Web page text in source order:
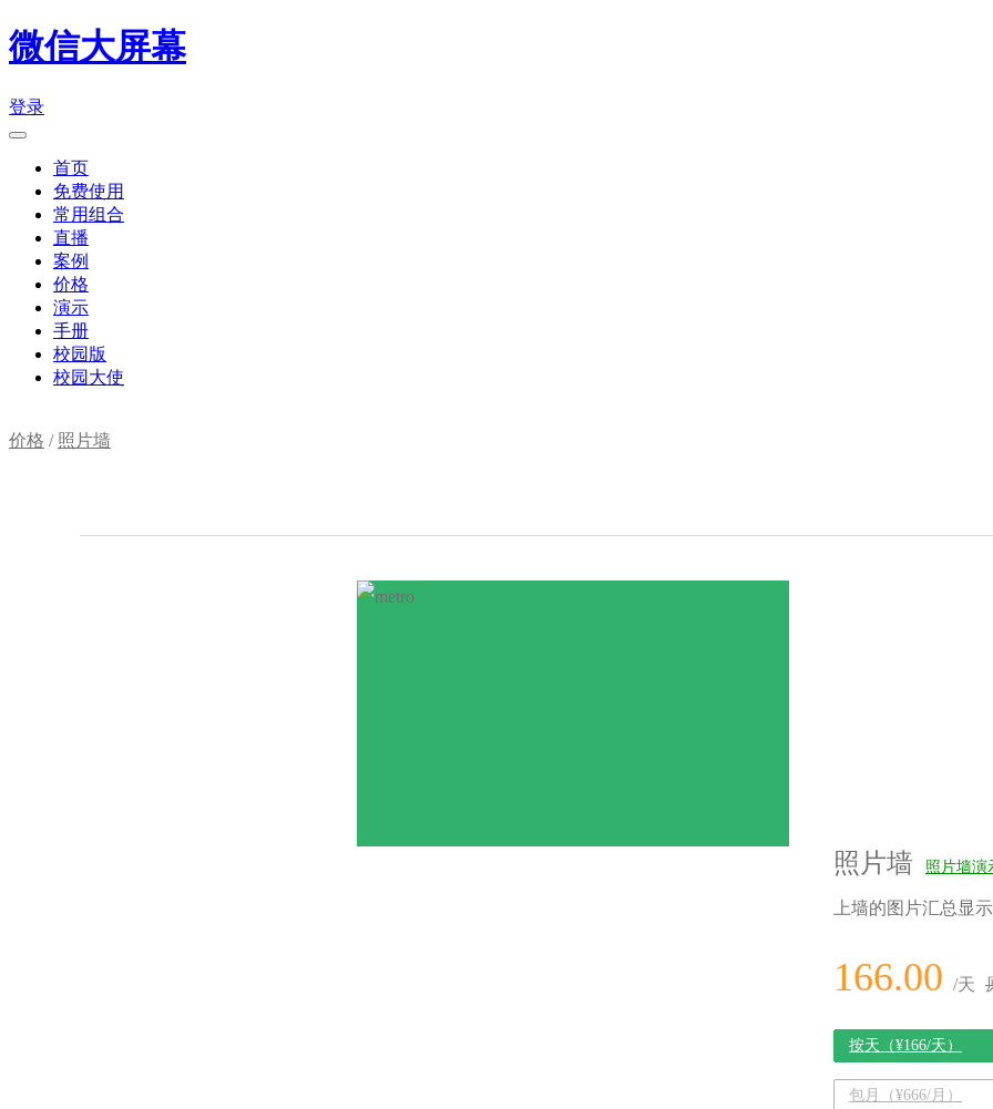
微信大屏幕
登录
首页
免费使用
常用组合
直播
案例
价格
演示
手册
校园版
校园大使
价格 / 照片墙
照片墙 照片墙演
上墙的图片汇总显
166.00 /天
按天（¥166/天）
包月（¥666/月）